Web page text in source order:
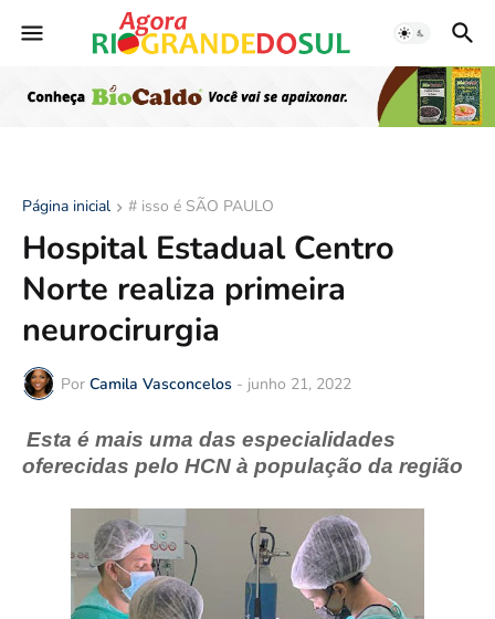
Página inicial # isso é SÃO PAULO
Hospital Estadual Centro
Norte realiza primeira
neurocirurgia
Por Camila Vasconcelos - junho 21, 2022
Esta é mais uma das especialidades
oferecidas pelo HCN à população da região